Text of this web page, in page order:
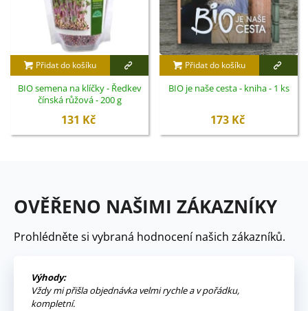
Přidat do košíku
BIO semena na klíčky - Ředkev
čínská růžová - 200 g
131 Kč
Přidat do košíku
BIO je naše cesta - kniha - 1 ks
173 Kč
OVĚŘENO NAŠIMI ZÁKAZNÍKY
Prohlédněte si vybraná hodnocení našich zákazníků.
Výhody:
Vždy mi přišla objednávka velmi rychle a v pořádku,
kompletní.